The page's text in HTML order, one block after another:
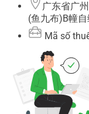
广东省广
(鱼九布)B幢
Mã số